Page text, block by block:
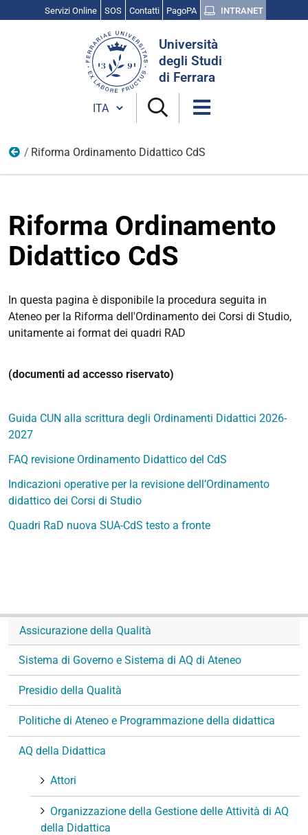
Servizi Online SOS Contatti PagoPA INTRANET
Università
degli Studi
di Ferrara
Cambia lingua
AQ della Didattica
Riforma Ordinamento Didattico CdS
Riforma Ordinamento
Didattico CdS
In questa pagina è disponibile la procedura seguita in
Ateneo per la Riforma dell'Ordinamento dei Corsi di Studio,
unitamente ai format dei quadri RAD
(documenti ad accesso riservato)
Guida CUN alla scrittura degli Ordinamenti Didattici 2026-
2027
FAQ revisione Ordinamento Didattico del CdS
Indicazioni operative per la revisione dell’Ordinamento
didattico dei Corsi di Studio
Quadri RaD nuova SUA-CdS testo a fronte
Assicurazione della Qualità
Sistema di Governo e Sistema di AQ di Ateneo
Presidio della Qualità
Politiche di Ateneo e Programmazione della didattica
AQ della Didattica
Attori
Organizzazione della Gestione delle Attività di AQ
della Didattica